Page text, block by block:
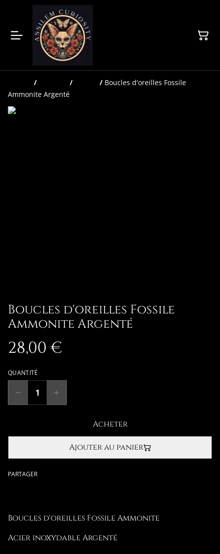
/ / / Boucles d'oreilles Fossile
Ammonite Argenté
Boucles d'oreilles Fossile
Ammonite Argenté
28,00 €
QUANTITÉ
Acheter
Ajouter au panier
PARTAGER
Boucles d'oreilles Fossile Ammonite
Acier inoxydable Argenté